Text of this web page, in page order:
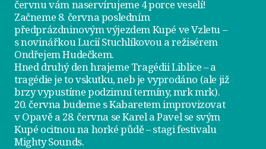
červnu vám naservírujeme 4 porce veselí!
Začneme 8. června posledním
předprázdninovým výjezdemKupé ve Vzletu–
s novinářkou Lucií Stuchlíkovou a režisérem
Ondřejem Hudečkem.
Hned druhý den hrajeme Tragédii Liblice– a
tragédie je to vskutku, neb je vyprodáno (ale již
brzy vypustíme podzimní termíny, mrk mrk).
20. června budeme s Kabaretem improvizovat
v Opavě a 28. června se Karel a Pavel se svým
Kupé ocitnou na horké půdě – stagi festivalu
Mighty Sounds.